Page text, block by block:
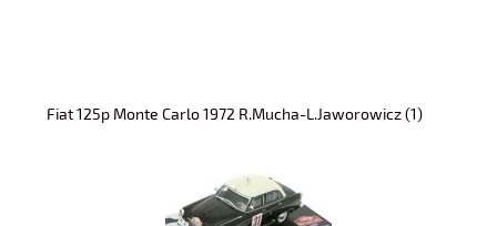
Fiat 125p Monte Carlo 1972 R.Mucha-L.Jaworowicz (1)